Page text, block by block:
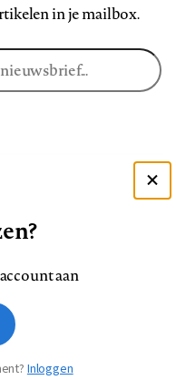
in je mailbox.
YouTube
ons
verdienen
antwoorden
aan
Inloggen